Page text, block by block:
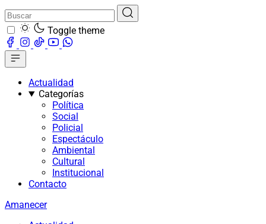
Toggle theme
Actualidad
Categorías
Política
Social
Policial
Espectáculo
Ambiental
Cultural
Institucional
Contacto
Amanecer